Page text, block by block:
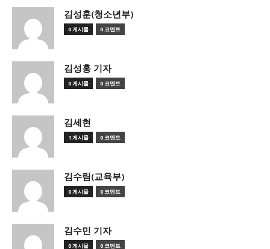
김성훈(청소년부)
0 게시물 0 코멘트
김성훙 기자
0 게시물 0 코멘트
김세현
1 게시물 0 코멘트
김수림(교육부)
0 게시물 0 코멘트
김수민 기자
0 게시물 0 코멘트